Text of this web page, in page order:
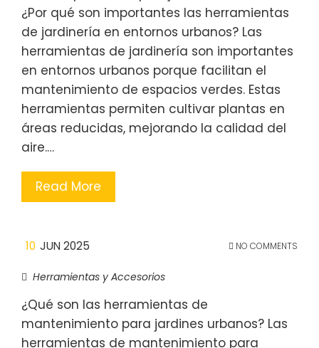
¿Por qué son importantes las herramientas
de jardinería en entornos urbanos? Las
herramientas de jardinería son importantes
en entornos urbanos porque facilitan el
mantenimiento de espacios verdes. Estas
herramientas permiten cultivar plantas en
áreas reducidas, mejorando la calidad del
aire.…
Read More
10 JUN 2025 NO COMMENTS
Herramientas y Accesorios
¿Qué son las herramientas de
mantenimiento para jardines urbanos? Las
herramientas de mantenimiento para